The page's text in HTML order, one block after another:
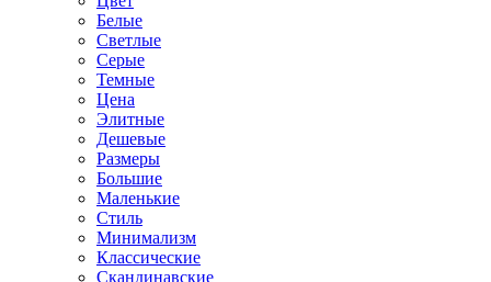
Белые
Светлые
Серые
Темные
Цена
Элитные
Дешевые
Размеры
Большие
Маленькие
Стиль
Минимализм
Классические
Скандинавские